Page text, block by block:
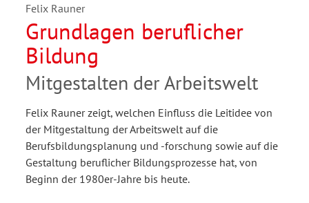
Felix Rauner
Grundlagen beruflicher
Bildung
Mitgestalten der Arbeitswelt
Felix Rauner zeigt, welchen Einfluss die Leitidee von
der Mitgestaltung der Arbeitswelt auf die
Berufsbildungsplanung und -forschung sowie auf die
Gestaltung beruflicher Bildungsprozesse hat, von
Beginn der 1980er-Jahre bis heute.